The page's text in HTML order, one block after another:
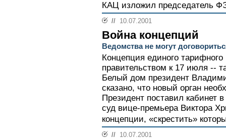
КАЦ изложил председатель
// 10.07.2001
Война концепций
Ведомства не могут
Концепция единого
правительством к 17 июля --
Белый дом президент
сказано, что новый орган
Президент поставил кабинет
суд вице-премьера Виктора
концепции, «скрестить»
// 10.07.2001